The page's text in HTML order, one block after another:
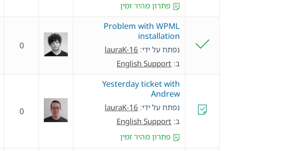
פתרון מהיר זמין
Problem with WPML
installation
נפתח על ידי: lauraK-16
ב: English Support
0
Yesterday ticket with
Andrew
נפתח על ידי: lauraK-16
ב: English Support
פתרון מהיר זמין
0